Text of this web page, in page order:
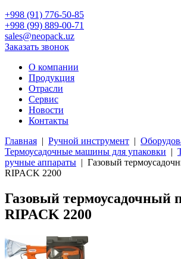
+998 (91) 776-50-85
+998 (99) 889-00-71
sales@neopack.uz
Заказать звонок
О компании
Продукция
Отрасли
Сервис
Новости
Контакты
Главная | Ручной инструмент |
Термоусадочные машины для упаковки |
ручные аппараты | Газовый
RIPACK 2200
Газовый термоусадочный
RIPACK 2200